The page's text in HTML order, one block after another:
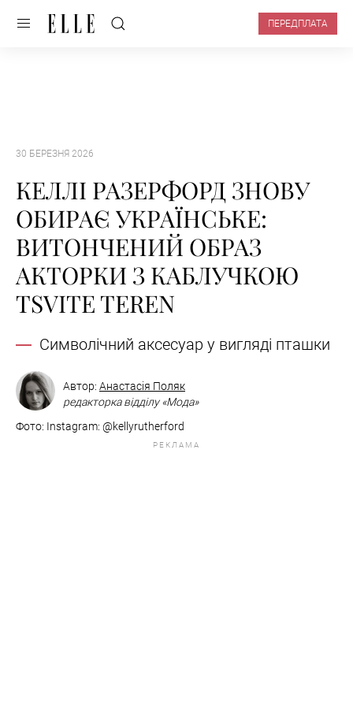
ПЕРЕДПЛАТА
30 БЕРЕЗНЯ 2026
КЕЛЛІ РАЗЕРФОРД ЗНОВУ
ОБИРАЄ УКРАЇНСЬКЕ:
ВИТОНЧЕНИЙ ОБРАЗ
АКТОРКИ З КАБЛУЧКОЮ
TSVITE TEREN
Символічний аксесуар у вигляді пташки
Автор: Анастасія Поляк
редакторка відділу «Мода»
Фото: Instagram: @kellyrutherford
РЕКЛАМА